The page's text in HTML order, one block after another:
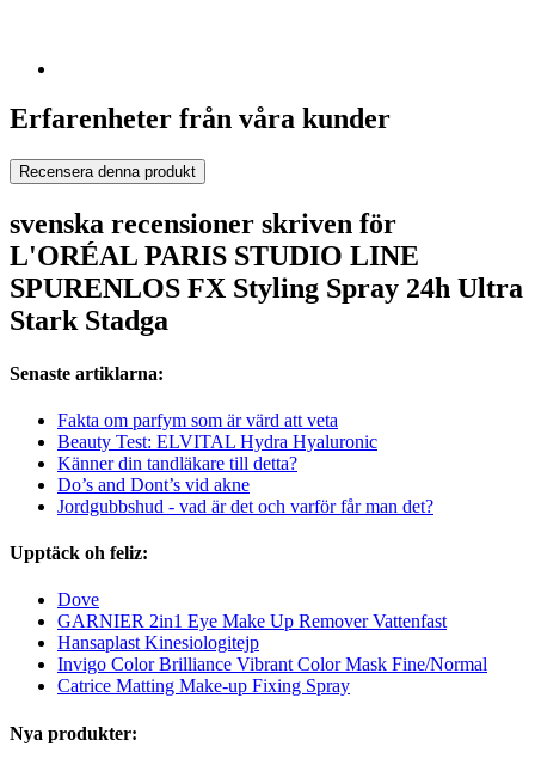
Erfarenheter från våra kunder
Recensera denna produkt
svenska recensioner skriven för
L'ORÉAL PARIS STUDIO LINE
SPURENLOS FX Styling Spray 24h Ultra
Stark Stadga
Senaste artiklarna:
Fakta om parfym som är värd att veta
Beauty Test: ELVITAL Hydra Hyaluronic
Känner din tandläkare till detta?
Do’s and Dont’s vid akne
Jordgubbshud - vad är det och varför får man det?
Upptäck oh feliz:
Dove
GARNIER 2in1 Eye Make Up Remover Vattenfast
Hansaplast Kinesiologitejp
Invigo Color Brilliance Vibrant Color Mask Fine/Normal
Catrice Matting Make-up Fixing Spray
Nya produkter: